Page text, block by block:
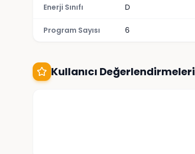
Enerji Sınıfı D
Program Sayısı 6
Kullanıcı Değerlendirmeleri